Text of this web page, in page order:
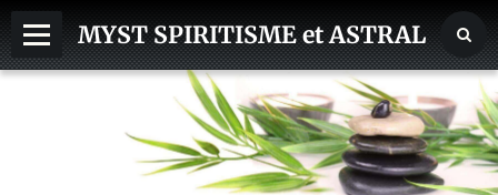
MYST SPIRITISME et ASTRAL
ASTRAL, SPHERES, TERRE